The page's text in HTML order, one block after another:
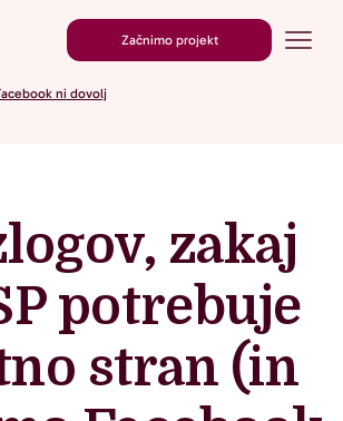
Začnimo projekt
ni dovolj
zakaj
potrebuje
stran (in